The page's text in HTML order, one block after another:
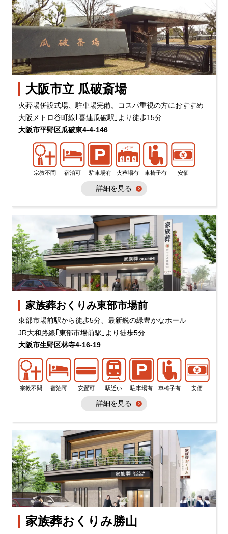
大阪市立 瓜破斎場
火葬場併設式場、駐車場完備。コスパ重視の方におすすめ
大阪メトロ谷町線｢喜連瓜破駅｣より徒歩15分
大阪市平野区瓜破東4-4-146
宗教不問 宿泊可 駐車場有 火葬場有 車椅子有 安価
詳細を見る
家族葬おくりみ東部市場前
東部市場前駅から徒歩5分、最新鋭の緑豊かなホール
JR大和路線｢東部市場前駅｣より徒歩5分
大阪市生野区林寺4-16-19
宗教不問 宿泊可 安置可 駅近い 駐車場有 車椅子有 安価
詳細を見る
家族葬おくりみ勝山